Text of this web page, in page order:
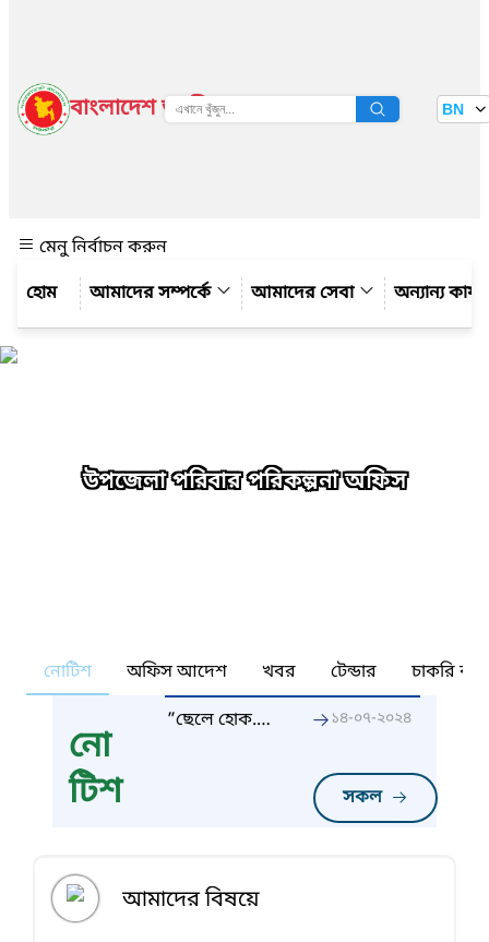
বাংলাদেশ জাতীয় তথ্য বাতায়ন BN
মেনু নির্বাচন করুন
আমাদের সম্পর্কে
আমাদের সেবা অন্যান্য
উপজেলা পরিবার পরিকল্পনা অফিস
নোটিশ অফিস আদেশ খবর টেন্ডার চাকরি
নো
টিশ
সকল
”ছেলে হোক.
১৪-০৭-২০২৪
আমাদের বিষয়ে